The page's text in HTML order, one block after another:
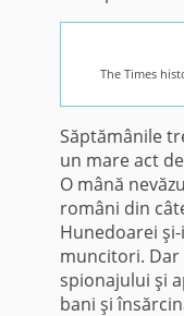
The Times
Săptămânile
un mare act
O mână
români din
Hu­nedoarei
muncitori. Dar
spionajului şi
bani şi